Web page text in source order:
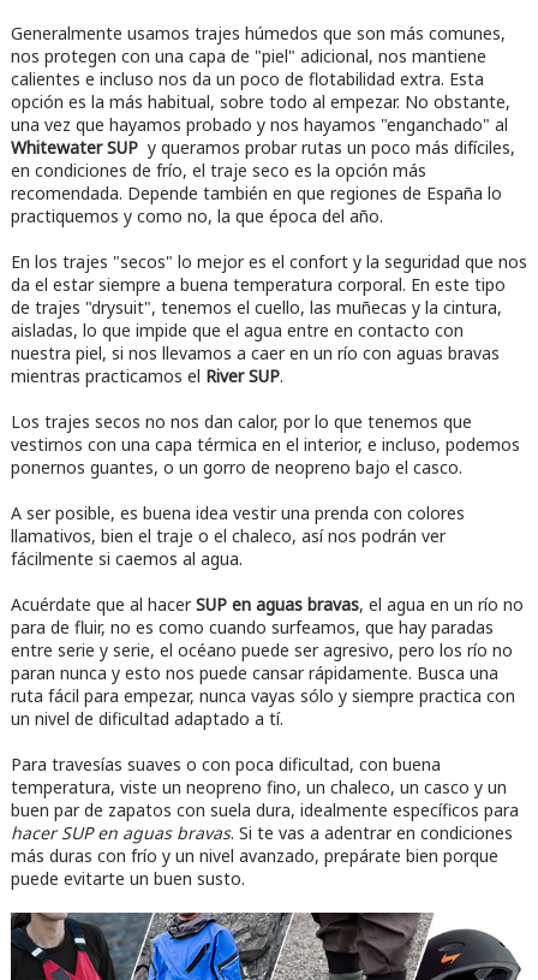
Generalmente usamos trajes húmedos que son más comunes,
nos protegen con una capa de "piel" adicional, nos mantiene
calientes e incluso nos da un poco de flotabilidad extra. Esta
opción es la más habitual, sobre todo al empezar. No obstante,
una vez que hayamos probado y nos hayamos "enganchado" al
Whitewater SUPy queramos probar rutas un poco más difíciles,
en condiciones de frío, el traje seco es la opción más
recomendada. Depende también en que regiones de España lo
practiquemos y como no, la que época del año.
En los trajes "secos" lo mejor es el confort y la seguridad que nos
da el estar siempre a buena temperatura corporal. En este tipo
de trajes "drysuit", tenemos el cuello, las muñecas y la cintura,
aisladas, lo que impide que el agua entre en contacto con
nuestra piel, si nos llevamos a caer en un río con aguas bravas
mientras practicamos el River SUP.
Los trajes secos no nos dan calor, por lo que tenemos que
vestirnos con una capa térmica en el interior, e incluso, podemos
ponernos guantes, o un gorro de neopreno bajo el casco.
A ser posible, es buena idea vestir una prenda con colores
llamativos, bien el traje o el chaleco, así nos podrán ver
fácilmente si caemos al agua.
Acuérdate que al hacerSUP en aguas bravas, el agua en un río no
para de fluir, no es como cuando surfeamos, que hay paradas
entre serie y serie, el océano puede ser agresivo, pero los río no
paran nunca y esto nos puede cansar rápidamente. Busca una
ruta fácil para empezar, nunca vayas sólo y siempre practica con
un nivel de dificultad adaptado a tí.
Para travesías suaves o con poca dificultad, con buena
temperatura, viste un neopreno fino, un chaleco, un casco y un
buen par de zapatos con suela dura, idealmente específicos para
hacer SUP en aguas bravas. Si te vas a adentrar en condiciones
más duras con frío y un nivel avanzado, prepárate bien porque
puede evitarte un buen susto.